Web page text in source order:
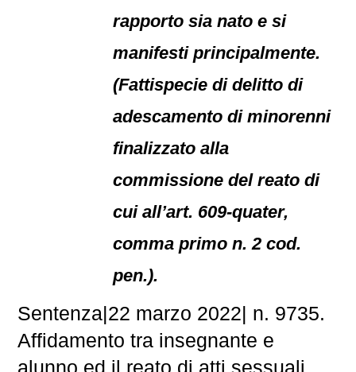
rapporto sia nato e si
manifesti principalmente.
(Fattispecie di delitto di
adescamento di minorenni
finalizzato alla
commissione del reato di
cui all’art. 609-quater,
comma primo n. 2 cod.
pen.).
Sentenza|22 marzo 2022| n. 9735.
Affidamento tra insegnante e
alunno ed il reato di atti sessuali